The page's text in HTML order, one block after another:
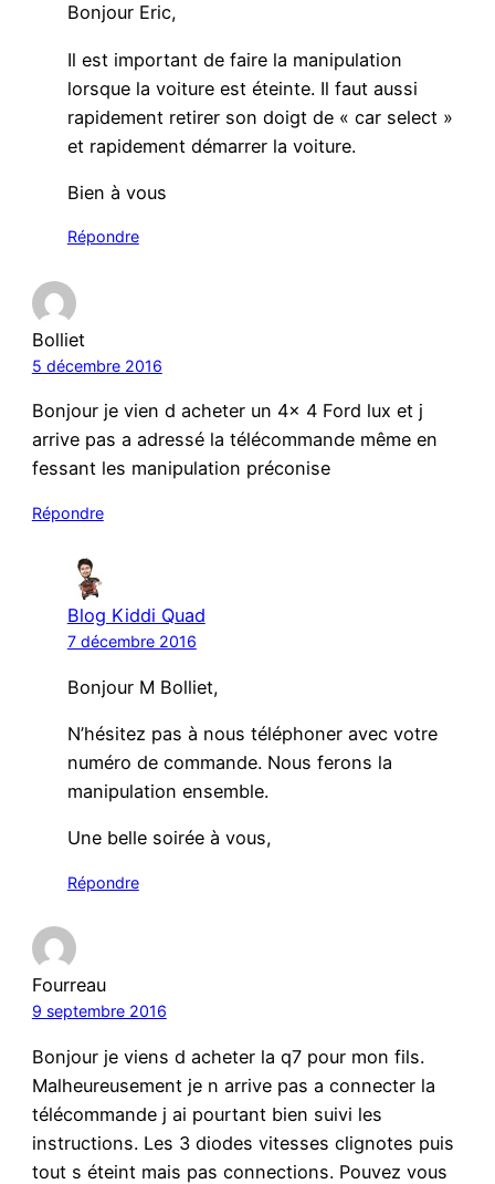
Bonjour Eric,
Il est important de faire la manipulation
lorsque la voiture est éteinte. Il faut aussi
rapidement retirer son doigt de « car select »
et rapidement démarrer la voiture.
Bien à vous
Répondre
Bolliet
5 décembre 2016
Bonjour je vien d acheter un 4x 4 Ford lux et j
arrive pas a adressé la télécommande même en
fessant les manipulation préconise
Répondre
Blog Kiddi Quad
7 décembre 2016
Bonjour M Bolliet,
N’hésitez pas à nous téléphoner avec votre
numéro de commande. Nous ferons la
manipulation ensemble.
Une belle soirée à vous,
Répondre
Fourreau
9 septembre 2016
Bonjour je viens d acheter la q7 pour mon fils.
Malheureusement je n arrive pas a connecter la
télécommande j ai pourtant bien suivi les
instructions. Les 3 diodes vitesses clignotes puis
tout s éteint mais pas connections. Pouvez vous